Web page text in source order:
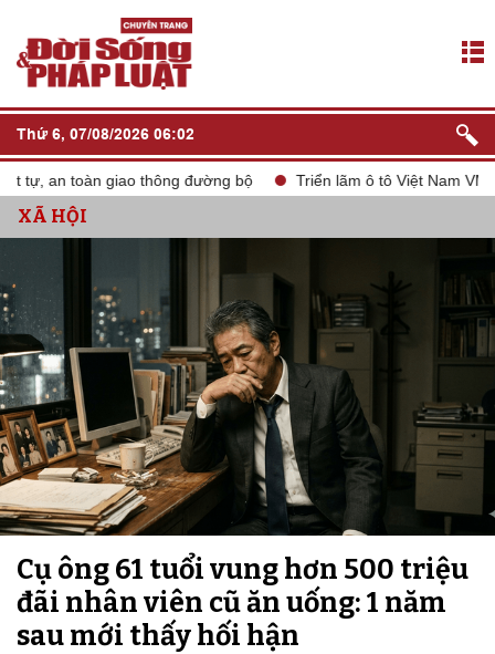
Thứ 6, 07/08/2026 06:02
an toàn giao thông đường bộ Triển lãm ô tô Việt Nam VMS
XÃ HỘI
Cụ ông 61 tuổi vung hơn 500 triệu
đãi nhân viên cũ ăn uống: 1 năm
sau mới thấy hối hận